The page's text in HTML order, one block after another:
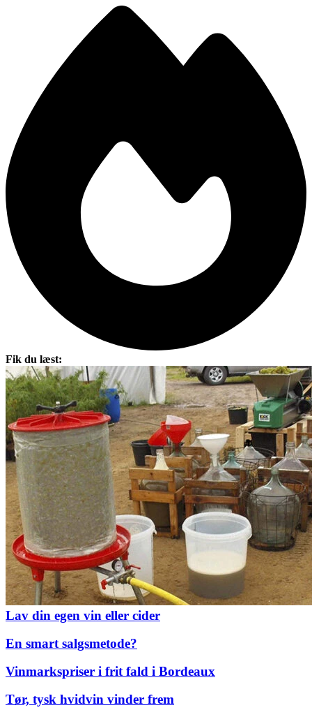
Fik du læst:
Lav din egen vin eller cider
En smart salgsmetode?
Vinmarkspriser i frit fald i Bordeaux
Tør, tysk hvidvin vinder frem